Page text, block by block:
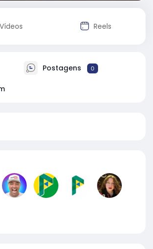
Vídeos Reels
Postagens 0